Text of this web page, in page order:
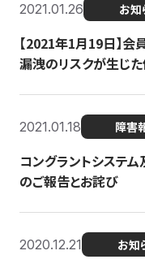
2021.01.26 お知
【2021年1月19日】
漏洩のリスクが生じ
2021.01.18 障害
コングラントシステ
のご報告とお詫び
2020.12.21 お知